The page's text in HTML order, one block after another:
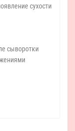
сухости
сыворотки